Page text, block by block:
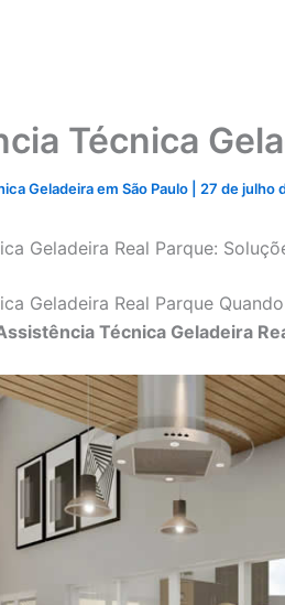
Técnica
Geladeira em São Paulo 27 de julho
Geladeira Real Parque:
Geladeira Real Parque
Técnica Geladeira